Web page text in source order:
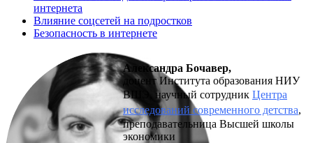
интернета
Влияние соцсетей на подростков
Безопасность в интернете
Александра Бочавер,
доцент Института образования НИУ
ВШЭ, научный сотрудник Центра
исследований современного детства,
преподавательница Высшей школы
экономики